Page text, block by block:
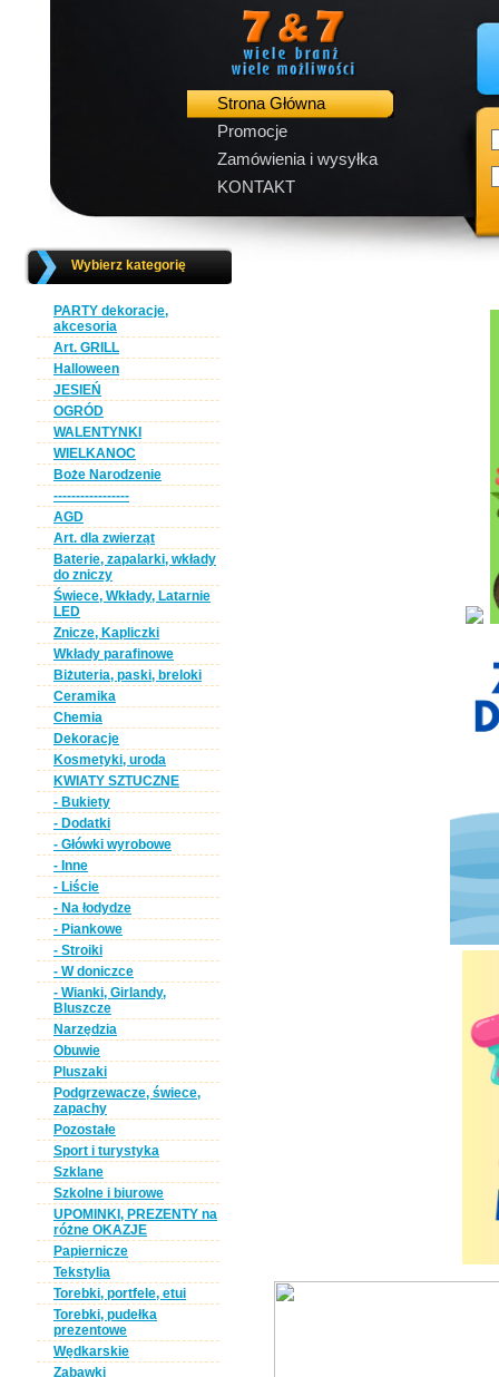
Strona Główna
Promocje
Zamówienia i wysyłka
KONTAKT
Wybierz kategorię
PARTY dekoracje,
akcesoria
Art. GRILL
Halloween
JESIEŃ
OGRÓD
WALENTYNKI
WIELKANOC
Boże Narodzenie
-----------------
AGD
Art. dla zwierząt
Baterie, zapalarki, wkłady
do zniczy
Świece, Wkłady, Latarnie
LED
Znicze, Kapliczki
Wkłady parafinowe
Biżuteria, paski, breloki
Ceramika
Chemia
Dekoracje
Kosmetyki, uroda
KWIATY SZTUCZNE
- Bukiety
- Dodatki
- Główki wyrobowe
- Inne
- Liście
- Na łodydze
- Piankowe
- Stroiki
- W doniczce
- Wianki, Girlandy,
Bluszcze
Narzędzia
Obuwie
Pluszaki
Podgrzewacze, świece,
zapachy
Pozostałe
Sport i turystyka
Szklane
Szkolne i biurowe
UPOMINKI, PREZENTY na
różne OKAZJE
Papiernicze
Tekstylia
Torebki, portfele, etui
Torebki, pudełka
prezentowe
Wędkarskie
Zabawki